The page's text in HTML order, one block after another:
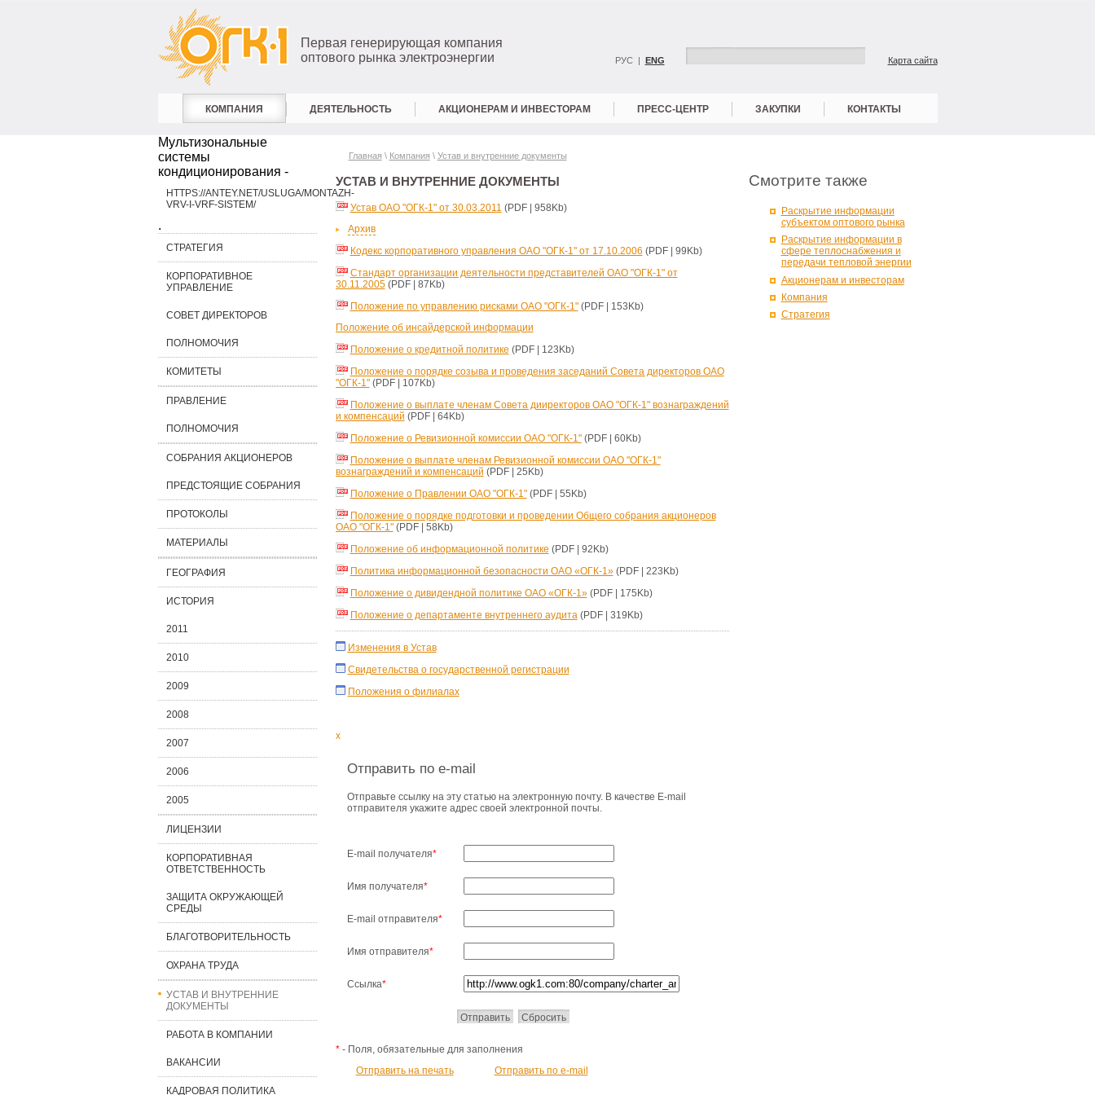
Первая генерирующая компания
оптового рынка электроэнергии
РУС | ENG Карта сайта
КОМПАНИЯ ДЕЯТЕЛЬНОСТЬ АКЦИОНЕРАМ И ИНВЕСТОРАМ ПРЕСС-ЦЕНТР ЗАКУПКИ КОНТАКТЫ
Мультизональные
системы
кондиционирования -
HTTPS://ANTEY.NET/USLUGA/MONTAZH-
VRV-I-VRF-SISTEM/
.
СТРАТЕГИЯ
КОРПОРАТИВНОЕ
УПРАВЛЕНИЕ
СОВЕТ ДИРЕКТОРОВ
ПОЛНОМОЧИЯ
КОМИТЕТЫ
ПРАВЛЕНИЕ
ПОЛНОМОЧИЯ
СОБРАНИЯ АКЦИОНЕРОВ
ПРЕДСТОЯЩИЕ СОБРАНИЯ
ПРОТОКОЛЫ
МАТЕРИАЛЫ
ГЕОГРАФИЯ
ИСТОРИЯ
2011
2010
2009
2008
2007
2006
2005
ЛИЦЕНЗИИ
КОРПОРАТИВНАЯ
ОТВЕТСТВЕННОСТЬ
ЗАЩИТА ОКРУЖАЮЩЕЙ
СРЕДЫ
БЛАГОТВОРИТЕЛЬНОСТЬ
ОХРАНА ТРУДА
УСТАВ И ВНУТРЕННИЕ
ДОКУМЕНТЫ
РАБОТА В КОМПАНИИ
ВАКАНСИИ
КАДРОВАЯ ПОЛИТИКА
Главная \ Компания \ Устав и внутренние документы
УСТАВ И ВНУТРЕННИЕ ДОКУМЕНТЫ
Устав ОАО "ОГК-1" от 30.03.2011 (PDF | 958Kb)
Архив
Кодекс корпоративного управления ОАО "ОГК-1" от 17.10.2006 (PDF | 99Kb)
Стандарт организации деятельности представителей ОАО "ОГК-1" от
30.11.2005(PDF | 87Kb)
Положение по управлению рисками ОАО "ОГК-1"(PDF | 153Kb)
Положение об инсайдерской информации
Положение о кредитной политике (PDF | 123Kb)
Положение о порядке созыва и проведения заседаний Совета директоров ОАО
"ОГК-1"(PDF | 107Kb)
Положение о выплате членам Совета дииректоров ОАО "ОГК-1" вознаграждений
и компенсаций (PDF | 64Kb)
Положение о Ревизионной комиссии ОАО "ОГК-1"(PDF | 60Kb)
Положение о выплате членам Ревизионной комиссии ОАО "ОГК-1"
вознаграждений и компенсаций (PDF | 25Kb)
Положение о Правлении ОАО "ОГК-1"(PDF | 55Kb)
Положение о порядке подготовки и проведении Общего собрания акционеров
ОАО "ОГК-1"(PDF | 58Kb)
Положение об информационной политике (PDF | 92Kb)
Политика информационной безопасности ОАО «ОГК-1»(PDF | 223Kb)
Положение о дивидендной политике ОАО «ОГК-1»(PDF | 175Kb)
Положение о департаменте внутреннего аудита(PDF | 319Kb)
Изменения в Устав
Свидетельства о государственной регистрации
Положения о филиалах
x
Отправить по e-mail
Отправьте ссылку на эту статью на электронную почту. В качестве E-mail
отправителя укажите адрес своей электронной почты.
E-mail получателя*
Имя получателя*
E-mail отправителя*
Имя отправителя*
Ссылка*
*- Поля, обязательные для заполнения
Отправить по e-mail
Отправить на печать
Смотрите также
Раскрытие информации
субъектом оптового рынка
Раскрытие информации в
сфере теплоснабжения и
передачи тепловой энергии
Акционерам и инвесторам
Компания
Стратегия